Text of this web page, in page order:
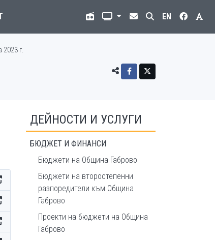
EN
2023 г.
ДЕЙНОСТИ И УСЛУГИ
БЮДЖЕТ И ФИНАНСИ
Бюджети на Община Габрово
Бюджети на второстепенни
разпоредители към Община
Габрово
Проекти на бюджети на Община
Габрово